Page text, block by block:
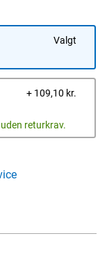
Valgt
+ 109,10 kr.
returkrav.